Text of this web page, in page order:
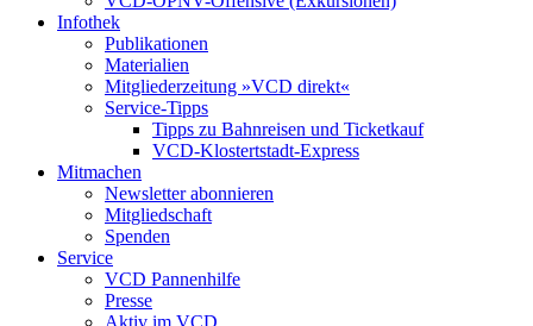
Infothek
Publikationen
Materialien
Mitgliederzeitung »VCD direkt«
Service-Tipps
Tipps zu Bahnreisen und Ticketkauf
VCD-Klostertstadt-Express
Mitmachen
Newsletter abonnieren
Mitgliedschaft
Spenden
Service
VCD Pannenhilfe
Presse
Aktiv im VCD